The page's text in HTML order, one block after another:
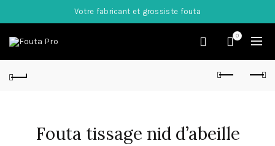
Votre fabricant et grossiste fouta
0
Fouta tissage nid d’abeille